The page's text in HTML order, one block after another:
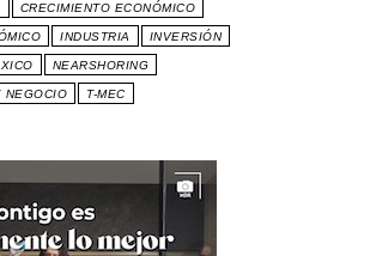
CRECIMIENTO ECONÓMICO
INDUSTRIA INVERSIÓN
NEARSHORING
NEGOCIO T-MEC